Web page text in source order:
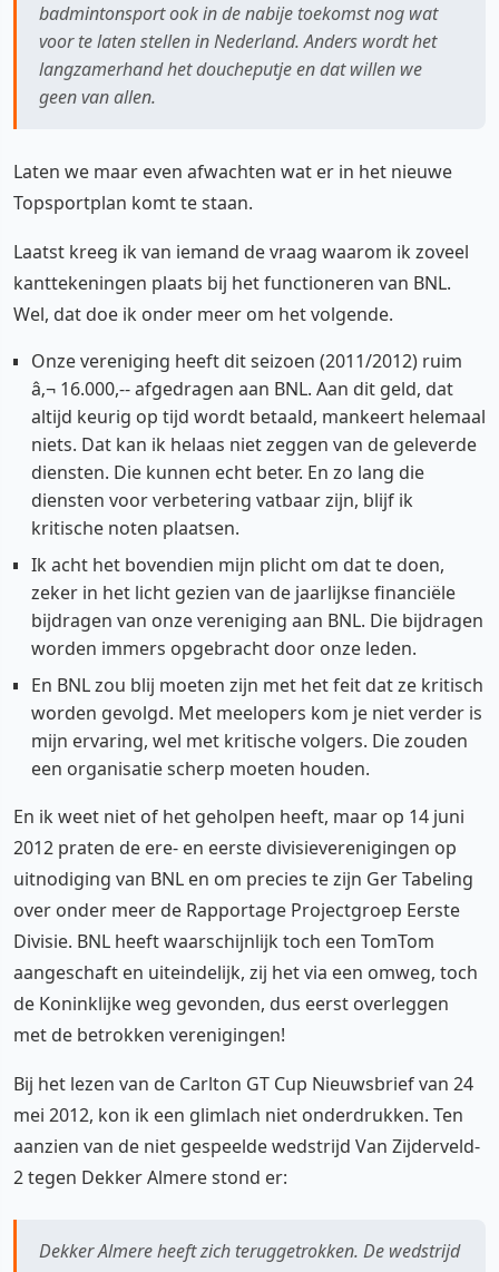
badmintonsport ook in de nabije toekomst nog wat
voor te laten stellen in Nederland. Anders wordt het
langzamerhand het doucheputje en dat willen we
geen van allen.
Laten we maar even afwachten wat er in het nieuwe
Topsportplan komt te staan.
Laatst kreeg ik van iemand de vraag waarom ik zoveel
kanttekeningen plaats bij het functioneren van BNL.
Wel, dat doe ik onder meer om het volgende.
Onze vereniging heeft dit seizoen (2011/2012) ruim
â‚¬ 16.000,-- afgedragen aan BNL. Aan dit geld, dat
altijd keurig op tijd wordt betaald, mankeert helemaal
niets. Dat kan ik helaas niet zeggen van de geleverde
diensten. Die kunnen echt beter. En zo lang die
diensten voor verbetering vatbaar zijn, blijf ik
kritische noten plaatsen.
Ik acht het bovendien mijn plicht om dat te doen,
zeker in het licht gezien van de jaarlijkse financiële
bijdragen van onze vereniging aan BNL. Die bijdragen
worden immers opgebracht door onze leden.
En BNL zou blij moeten zijn met het feit dat ze kritisch
worden gevolgd. Met meelopers kom je niet verder is
mijn ervaring, wel met kritische volgers. Die zouden
een organisatie scherp moeten houden.
En ik weet niet of het geholpen heeft, maar op 14 juni
2012 praten de ere- en eerste divisieverenigingen op
uitnodiging van BNL en om precies te zijn Ger Tabeling
over onder meer de Rapportage Projectgroep Eerste
Divisie. BNL heeft waarschijnlijk toch een TomTom
aangeschaft en uiteindelijk, zij het via een omweg, toch
de Koninklijke weg gevonden, dus eerst overleggen
met de betrokken verenigingen!
Bij het lezen van de Carlton GT Cup Nieuwsbrief van 24
mei 2012, kon ik een glimlach niet onderdrukken. Ten
aanzien van de niet gespeelde wedstrijd Van Zijderveld-
2 tegen Dekker Almere stond er:
Dekker Almere heeft zich teruggetrokken. De wedstrijd